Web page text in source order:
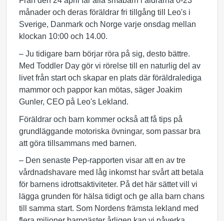
månader och deras föräldrar fri tillgång till Leo's i
Sverige, Danmark och Norge varje onsdag mellan
klockan 10:00 och 14.00.
– Ju tidigare barn börjar röra på sig, desto bättre.
Med Toddler Day gör vi rörelse till en naturlig del av
livet från start och skapar en plats där föräldralediga
mammor och pappor kan mötas, säger Joakim
Gunler, CEO på Leo's Lekland.
Föräldrar och barn kommer också att få tips på
grundläggande motoriska övningar, som passar bra
att göra tillsammans med barnen.
– Den senaste Pep-rapporten visar att en av tre
vårdnadshavare med låg inkomst har svårt att betala
för barnens idrottsaktiviteter. På det här sättet vill vi
lägga grunden för hälsa tidigt och ge alla barn chans
till samma start. Som Nordens främsta lekland med